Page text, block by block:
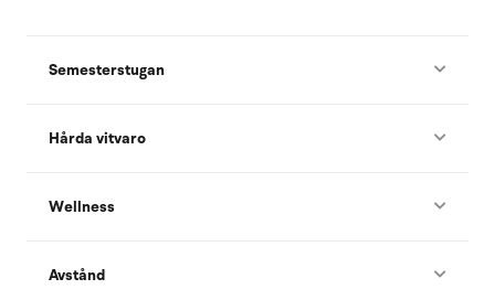
Semesterstugan
Hårda vitvaro
Wellness
Avstånd